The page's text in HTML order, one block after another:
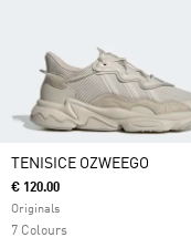
TENISICE OZWEEGO
€ 120.00
Originals
7 Colours